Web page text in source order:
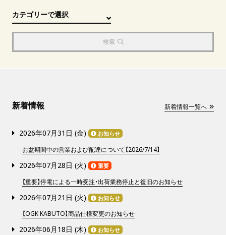
検索
新着情報 新着情報一覧へ
2026年07月31日 (金) お知らせ
お盆期間中の営業および配達について【2026/7/14】
2026年07月28日 (火) 重要
【重要】停電による一時受注・出荷業務停止と復旧のお知らせ
2026年07月21日 (火) お知らせ
【OGK KABUTO】商品仕様変更のお知らせ
2026年06月18日 (木) お知らせ